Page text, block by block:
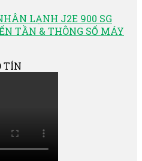
LẠNH J2E 900 SG
TẦN & THÔNG SỐ MÁY
TÍN